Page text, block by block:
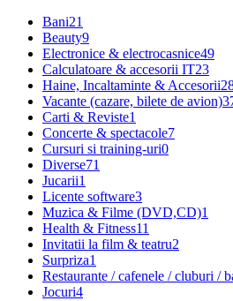
Bani21
Beauty9
Electronice & electrocasnice49
Calculatoare & accesorii IT23
Haine, Incaltaminte & Accesorii
Vacante (cazare, bilete de avion)
Carti & Reviste1
Concerte & spectacole7
Cursuri si training-uri0
Diverse71
Jucarii1
Licente software3
Muzica & Filme (DVD,CD)1
Health & Fitness11
Invitatii la film & teatru2
Surpriza1
Restaurante / cafenele / cluburi /
Jocuri4